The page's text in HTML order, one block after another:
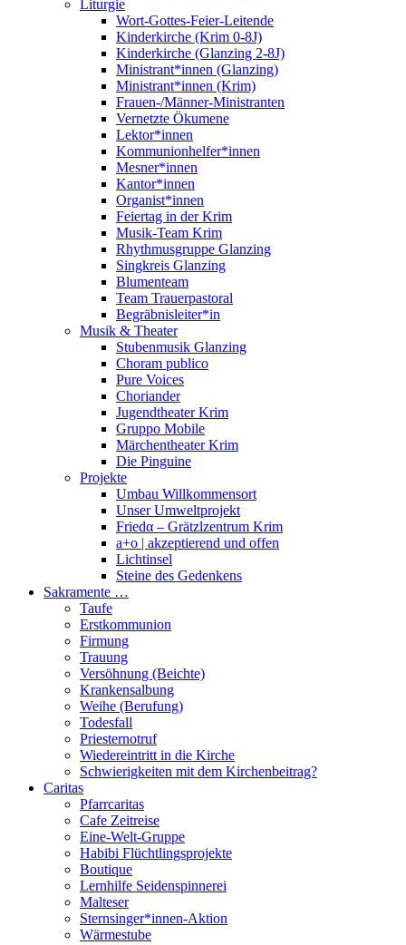
Liturgie
Wort-Gottes-Feier-Leitende
Kinderkirche (Krim 0-8J)
Kinderkirche (Glanzing 2-8J)
Ministrant*innen (Glanzing)
Ministrant*innen (Krim)
Frauen-/Männer-Ministranten
Vernetzte Ökumene
Lektor*innen
Kommunionhelfer*innen
Mesner*innen
Kantor*innen
Organist*innen
Feiertag in der Krim
Musik-Team Krim
Rhythmusgruppe Glanzing
Singkreis Glanzing
Blumenteam
Team Trauerpastoral
Begräbnisleiter*in
Musik & Theater
Stubenmusik Glanzing
Choram publico
Pure Voices
Choriander
Jugendtheater Krim
Gruppo Mobile
Märchentheater Krim
Die Pinguine
Projekte
Umbau Willkommensort
Unser Umweltprojekt
Friedα – Grätzlzentrum Krim
a+o | akzeptierend und offen
Lichtinsel
Steine des Gedenkens
Sakramente …
Taufe
Erstkommunion
Firmung
Trauung
Versöhnung (Beichte)
Krankensalbung
Weihe (Berufung)
Todesfall
Priesternotruf
Wiedereintritt in die Kirche
Schwierigkeiten mit dem Kirchenbeitrag?
Caritas
Pfarrcaritas
Cafe Zeitreise
Eine-Welt-Gruppe
Habibi Flüchtlingsprojekte
Boutique
Lernhilfe Seidenspinnerei
Malteser
Sternsinger*innen-Aktion
Wärmestube